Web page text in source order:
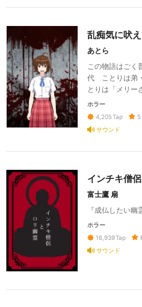
乱痴気に吠
あとら
この物語はごく
代 ことりは弟
とりは「メリー
ホラー
4,205Tap 5
サウンド
インチキ僧
富士鷹 扇
『成仏したい
ホラー
16,939Tap
サウンド